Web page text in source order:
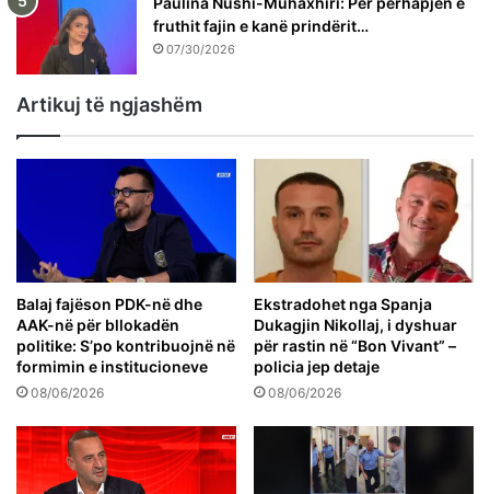
fruthit fajin e kanë prindërit…
07/30/2026
Artikuj të ngjashëm
Balaj fajëson PDK-në dhe
AAK-në për bllokadën
politike: S’po kontribuojnë në
formimin e institucioneve
08/06/2026
Ekstradohet nga Spanja
Dukagjin Nikollaj, i dyshuar
për rastin në “Bon Vivant” –
policia jep detaje
08/06/2026